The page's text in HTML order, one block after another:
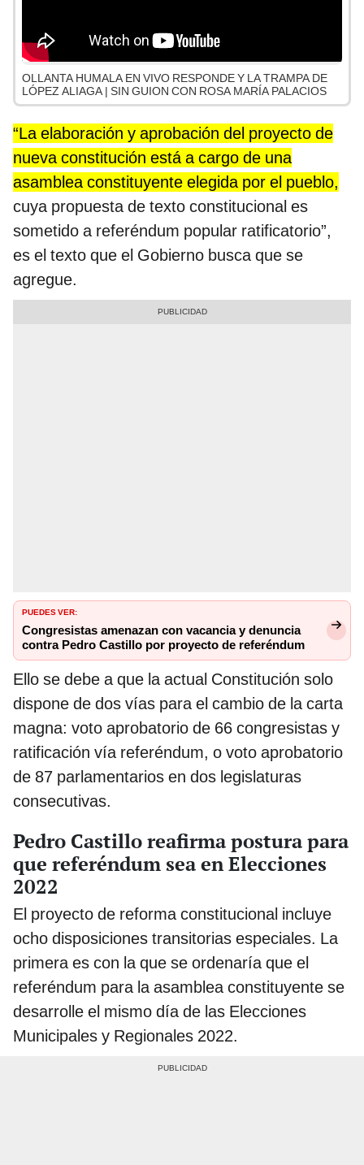
OLLANTA HUMALA EN VIVO RESPONDE Y LA TRAMPA DE
LÓPEZ ALIAGA | SIN GUION CON ROSA MARÍA PALACIOS
“La elaboración y aprobación del proyecto de
nueva constitución está a cargo de una
asamblea constituyente elegida por el pueblo,
cuya propuesta de texto constitucional es
sometido a referéndum popular ratificatorio”,
es el texto que el Gobierno busca que se
agregue.
PUEDES VER:
Congresistas amenazan con vacancia y denuncia
contra Pedro Castillo por proyecto de referéndum
Ello se debe a que la actual Constitución solo
dispone de dos vías para el cambio de la carta
magna: voto aprobatorio de 66 congresistas y
ratificación vía referéndum, o voto aprobatorio
de 87 parlamentarios en dos legislaturas
consecutivas.
Pedro Castillo reafirma postura para
que referéndum sea en Elecciones
2022
El proyecto de reforma constitucional incluye
ocho disposiciones transitorias especiales. La
primera es con la que se ordenaría que el
referéndum para la asamblea constituyente se
desarrolle el mismo día de las Elecciones
Municipales y Regionales 2022.